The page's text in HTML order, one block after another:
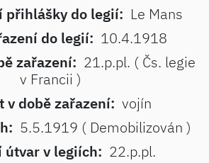
přihlášky do legií: Le Mans
do legií: 10.4.1918
zařazení: 21.p.pl. ( Čs. legie
v Francii )
v době zařazení: vojín
5.5.1919 ( Demobilizován )
útvar v legiích: 22.p.pl.